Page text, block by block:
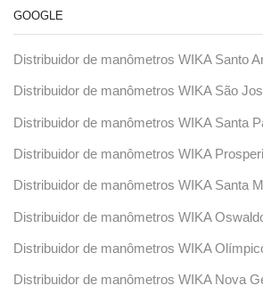
GOOGLE
Distribuidor de manômetros WIKA Santo
Distribuidor de manômetros WIKA São
Distribuidor de manômetros WIKA Santa
Distribuidor de manômetros WIKA
Distribuidor de manômetros WIKA Santa
Distribuidor de manômetros WIKA
Distribuidor de manômetros WIKA
Distribuidor de manômetros WIKA Nova